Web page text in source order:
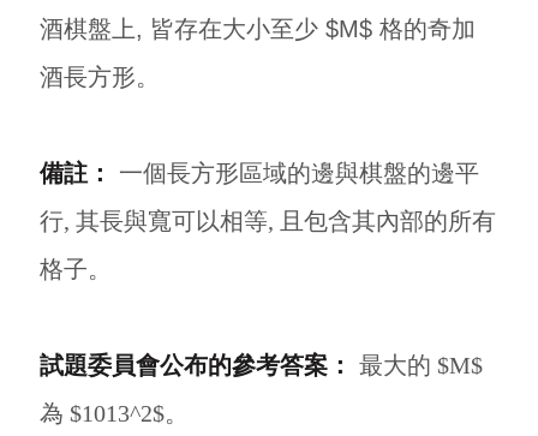
酒棋盤上, 皆存在大小至少 $M$ 格的奇加
酒長方形。
備註： 一個長方形區域的邊與棋盤的邊平
行, 其長與寬可以相等, 且包含其內部的所有
格子。
試題委員會公布的參考答案：
最大的 $M$
為 $1013^2$。